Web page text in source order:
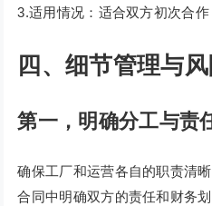
3.适用情况：适合双方初次合作
四、细节管理与
第一，明确分工与责
确保工厂和运营各自的职责清
合同中明确双方的责任和财务